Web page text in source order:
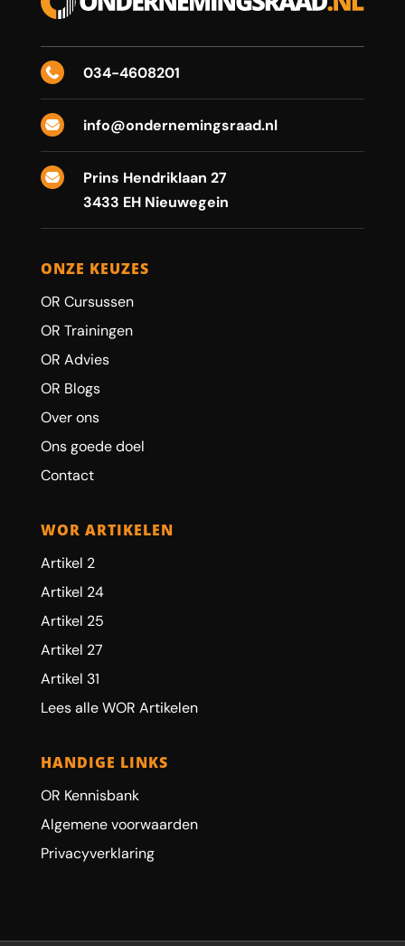
 034-4608201
 info@ondernemingsraad.nl

Prins Hendriklaan 27
3433 EH Nieuwegein
ONZE KEUZES
OR Cursussen
OR Trainingen
OR Advies
OR Blogs
Over ons
Ons goede doel
Contact
WOR ARTIKELEN
Artikel 2
Artikel 24
Artikel 25
Artikel 27
Artikel 31
Lees alle WOR Artikelen
HANDIGE LINKS
OR Kennisbank
Algemene voorwaarden
Privacyverklaring